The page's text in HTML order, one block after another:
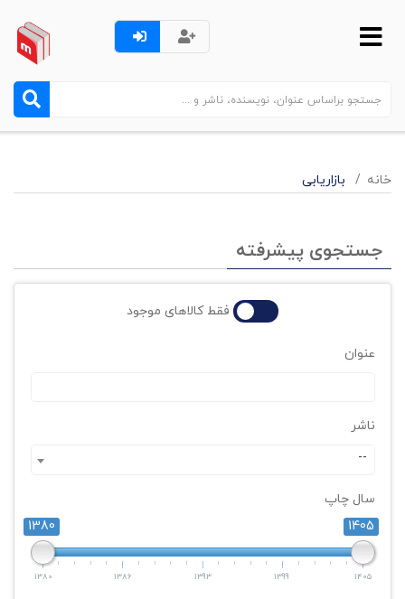
خانه بازاریابی
جستجوی پیشرفته
فقط کالاهای موجود
عنوان
ناشر
--
سال چاپ
1380
1405
1380 1386 1393 1399 1405